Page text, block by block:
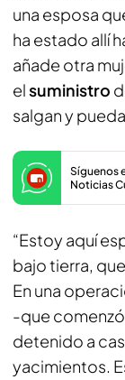
una esposa
ha estado allí
añade otra
elsuministro
salgan y
Síguenos
Noticias
“Estoy aquí
bajo tierra,
En una
-que
detenido a
yacimientos.